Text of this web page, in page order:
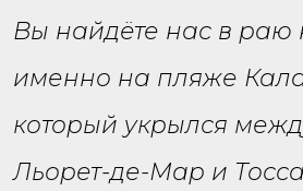
Вы найдёте нас в раю
именно на пляже
который укрылся
Льорет-де-Мар и